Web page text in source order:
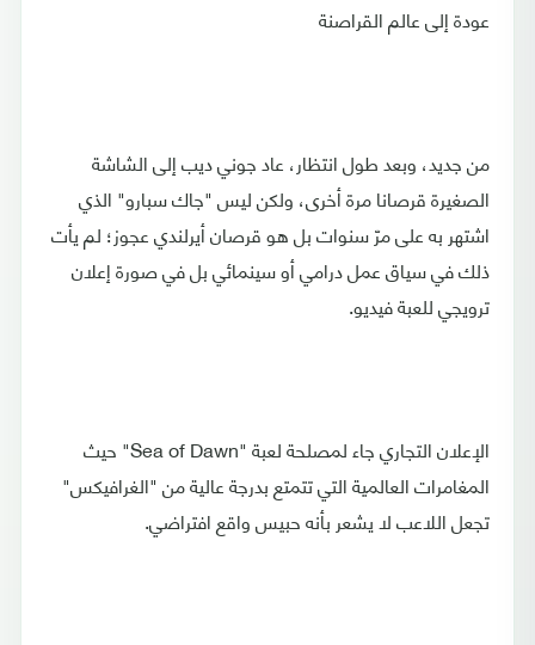
عودة إلى عالم القراصنة
من جديد، وبعد طول انتظار، عاد جوني ديب إلى الشاشة
الصغيرة قرصانا مرة أخرى، ولكن ليس "جاك سبارو" الذي
اشتهر به على مرّ سنوات بل هو قرصان أيرلندي عجوز؛ لم يأت
ذلك في سياق عمل درامي أو سينمائي بل في صورة إعلان
ترويجي للعبة فيديو.
الإعلان التجاري جاء لمصلحة لعبة "Sea of ​​Dawn" حيث
المغامرات العالمية التي تتمتع بدرجة عالية من "الغرافيكس"
تجعل اللاعب لا يشعر بأنه حبيس واقع افتراضي.